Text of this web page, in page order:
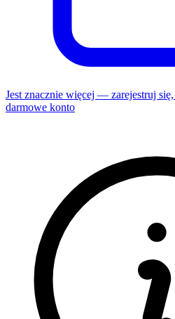
Jest znacznie więcej — zarejestruj
darmowe konto